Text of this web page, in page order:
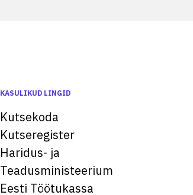
KASULIKUD LINGID
Kutsekoda
Kutseregister
Haridus- ja
Teadusministeerium
Eesti Töötukassa